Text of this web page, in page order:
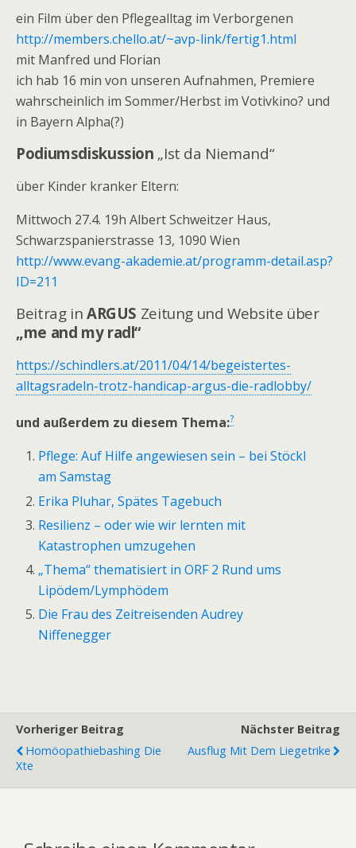
ein Film über den Pflegealltag im Verborgenen
http://members.chello.at/~avp-link/fertig1.html
mit Manfred und Florian
ich hab 16 min von unseren Aufnahmen, Premiere
wahrscheinlich im Sommer/Herbst im Votivkino? und
in Bayern Alpha(?)
Podiumsdiskussion „Ist da Niemand“
über Kinder kranker Eltern:
Mittwoch 27.4. 19h Albert Schweitzer Haus,
Schwarzspanierstrasse 13, 1090 Wien
http://www.evang-akademie.at/programm-detail.asp?
ID=211
Beitrag in ARGUS Zeitung und Website über
„me and my radl“
https://schindlers.at/2011/04/14/begeistertes-
alltagsradeln-trotz-handicap-argus-die-radlobby/
und außerdem zu diesem Thema:?
Pflege: Auf Hilfe angewiesen sein – bei Stöckl
am Samstag
Erika Pluhar, Spätes Tagebuch
Resilienz – oder wie wir lernten mit
Katastrophen umzugehen
„Thema“ thematisiert in ORF 2 Rund ums
Lipödem/Lymphödem
Die Frau des Zeitreisenden Audrey
Niffenegger
Vorheriger Beitrag
Homöopathiebashing Die
Xte
Nächster Beitrag
Ausflug Mit Dem Liegetrike